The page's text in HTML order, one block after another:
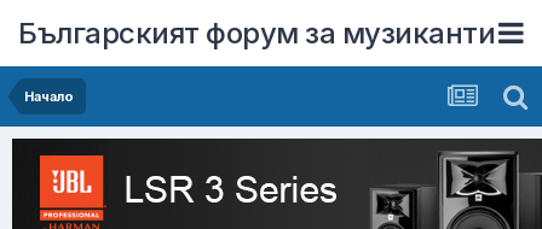
Българският форум за музиканти
Начало